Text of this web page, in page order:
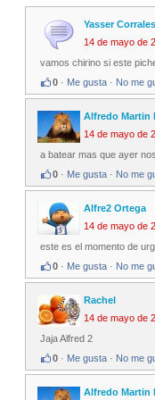
Yasser Corrales
14 de mayo de
vamos chirino si este
0 · Me gusta · No me
Alfredo Martin
14 de mayo de
a batear mas que ayer
0 · Me gusta · No me
Alfre2 Ortega
14 de mayo de
este es el momento de
0 · Me gusta · No me
Rachel
14 de mayo de
Jaja Alfred 2
0 · Me gusta · No me
Alfredo Martin